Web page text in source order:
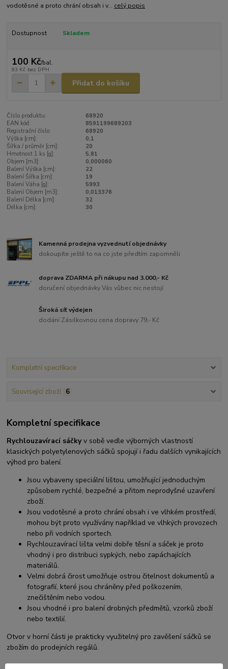
vodotěsné a proto chrání obsah i v... celý popis
Dostupnost Skladem
100 Kč/bal.
83 Kč bez DPH
Přidat do košíku
Číslo produktu:
68920
EAN kód:
8591199689203
Registrační číslo:
68920
Výška [cm]:
0,1
Šířka / průměr [cm]:
20
Hmotnost 1 ks [g]:
5,81
Objem [m3]:
0,000060
Balení Výška [cm]:
22
Balení Šířka [cm]:
19
Balení Váha [g]:
5993
Balení Objem [m3]:
0,013376
Balení Délka [cm]:
32
Délka [cm]:
30
Kamenná prodejna vyzvednutí objednávky
dokoupíte ještě to na co jste předtím zapomněli
doprava ZDARMA při nákupu nad 3.000,- Kč
doručení objednávky Vás vůbec nic nestojí
Široká síť výdejen
dodání Zásilkovnou cena dopravy 79,- Kč
Kompletní specifikace
Související zboží 6
Kompletní specifikace
Rychlouzavírací sáčkyv sobě vedle výborných vlastností
klasických polyetylenových sáčků spojují i řadu dalších vynikajících
výhod pro balení.
Jsou vybaveny speciální lištou, umožňující jednoduchým
způsobem rychlé, bezpečné a přitom neprodyšné uzavření
zboží.
Jsou vodotěsné a proto chrání obsah i ve vlhkém prostředí,
mohou být proto využívány například ve vlhkých provozech
nebo při vodních sportech.
Rychlouzavírací lišta velmi dobře těsní a sáček je proto
vhodný i pro distribuci sypkých, nebo zapáchajících
materiálů.
Velmi dobrá čirost umožňuje ostrou čitelnost dokumentů a
fotografií, které jsou chráněny před poškozením,
znečištěním nebo vodou.
Jsou vhodné i pro balení drobných předmětů, vzorků zboží
nebo textilií.
Otvor v horní části je prakticky využitelný pro zavěšení sáčků se
zbožím do prodejních regálů.